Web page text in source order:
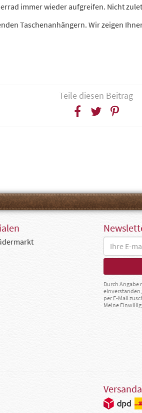
immer wieder aufgreifen. Nicht
Taschenanhängern. Wir zeigen
Teile diesen Beitrag
Durch Angabe
per E-Mail
Meine